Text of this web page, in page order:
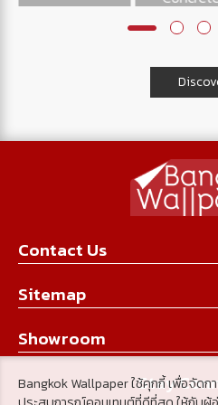
Bangkok Wallpaper ใช้คุกกี้ เพื่อจัด
Contact Us
About Us
Contact Us
Achievement
Sitemap
Collection
Product
Tips & Tricks
Showroom
Stay